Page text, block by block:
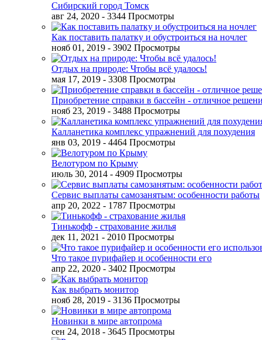
Сибирский город Томск
авг 24, 2020 - 3344 Просмотры
Как поставить палатку и обустроиться на ночлег
нояб 01, 2019 - 3902 Просмотры
Отдых на природе: Чтобы всё удалось!
мая 17, 2019 - 3308 Просмотры
Приобретение справки в бассейн - отличное
нояб 23, 2019 - 3488 Просмотры
Калланетика комплекс упражнений для похудения
янв 03, 2019 - 4464 Просмотры
Велотуром по Крыму
июль 30, 2014 - 4909 Просмотры
Сервис выплаты самозанятым: особенности работы
апр 20, 2022 - 1787 Просмотры
Тинькофф - страхование жилья
дек 11, 2021 - 2010 Просмотры
Что такое пурифайер и особенности его
апр 22, 2020 - 3402 Просмотры
Как выбрать монитор
нояб 28, 2019 - 3136 Просмотры
Новинки в мире автопрома
сен 24, 2018 - 3645 Просмотры